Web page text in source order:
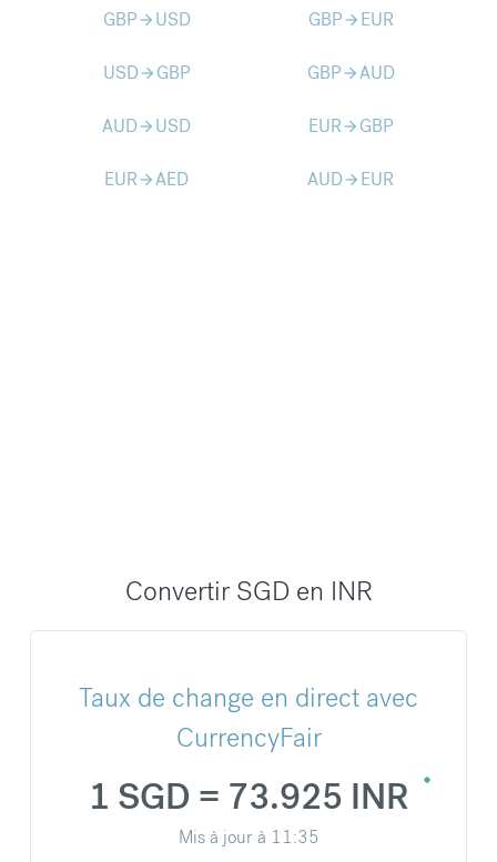
GBParrow_forward USD GBParrow_forward EUR
USDarrow_forward GBP GBParrow_forwardAUD
AUDarrow_forward USD EURarrow_forward GBP
EURarrow_forwardAED AUDarrow_forward EUR
Convertir SGD en INR
Taux de change en direct avec
CurrencyFair
1 SGD = 73.925 INR
Mis à jour à 11:35